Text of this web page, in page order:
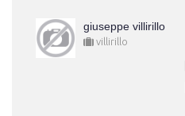
giuseppe villirillo
villirillo